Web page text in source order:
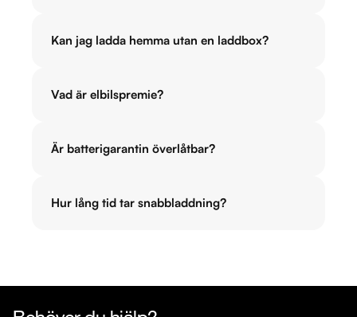
Kan jag ladda hemma utan en laddbox?
Vad är elbilspremie?
Är batterigarantin överlåtbar?
Hur lång tid tar snabbladdning?